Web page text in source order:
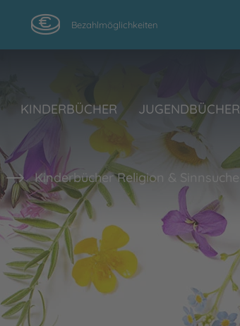
Bezahlmöglichkeiten
KINDERBÜCHER JUGENDBÜCHER
Kinderbücher Religion & Sinnsuche